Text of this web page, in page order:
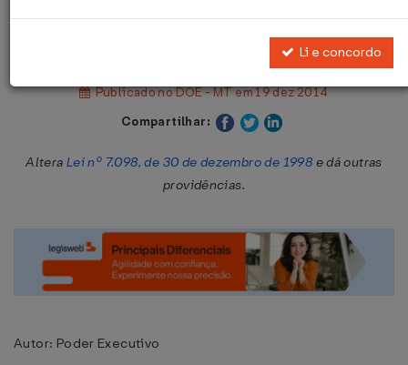
Lei Nº 10207 DE 19/12/2014
Publicado no DOE - MT em 19 dez 2014
Compartilhar:
Altera Lei nº 7.098, de 30 de dezembro de 1998 e dá outras
providências.
Autor: Poder Executivo
Li e concordo